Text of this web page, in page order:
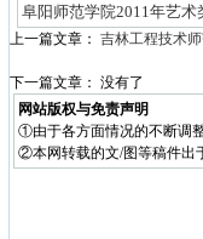
阜阳师范学院2011年艺
上一篇文章： 吉林工程技术
下一篇文章： 没有了
网站版权与免责声明
①由于各方面情况的不断调
②本网转载的文/图等稿件出